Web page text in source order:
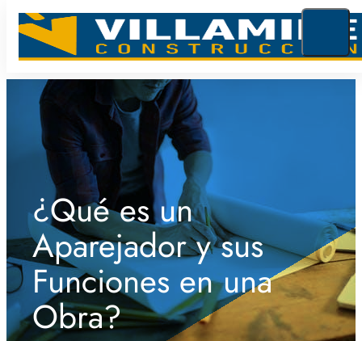
¿Qué es un
Aparejador y sus
Funciones en una
Obra?